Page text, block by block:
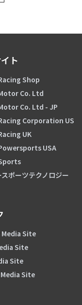
ト
Shop
Co. Ltd
Co. Ltd - JP
Corporation US
UK
USA
ポーツテクノロジー
Site
Site
Site
Site